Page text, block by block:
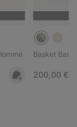
Basket
Regular
200,00 €